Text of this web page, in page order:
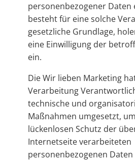
personenbezogener
besteht für eine solche
gesetzliche Grundlage,
eine Einwilligung der
ein.
Die Wir lieben Marketing
Verarbeitung
technische und
Maßnahmen umgesetzt,
lückenlosen Schutz der
Internetseite verarbeiteten
personenbezogenen